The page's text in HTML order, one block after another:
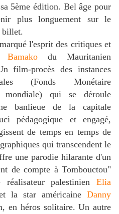
5ème édition. Bel âge pour
plus longuement sur le
billet.
l'esprit des critiques et
Bamakodu Mauritanien
film-procès des instances
(Fonds Monétaire
mondiale) qui se déroule
banlieue de la capitale
pédagogique et engagé,
de temps en temps de
qui transcendent le
une parodie hilarante d'un
de compte à Tombouctou"
palestinien Elia
la star américaine Danny
en héros solitaire. Un autre